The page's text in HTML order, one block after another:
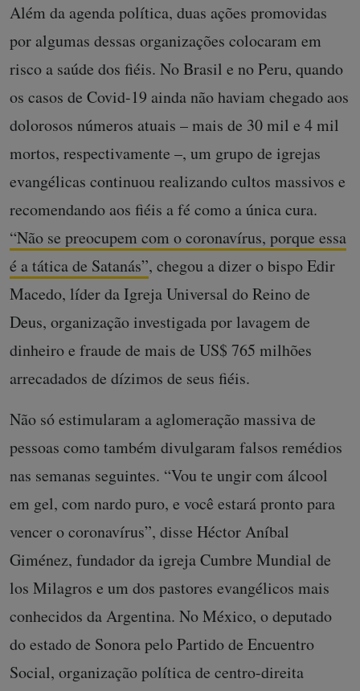
Além da agenda política, duas ações promovidas
por algumas dessas organizações colocaram em
risco a saúde dos fiéis. No Brasil e no Peru, quando
os casos de Covid-19 ainda não haviam chegado aos
dolorosos números atuais – mais de 30 mil e 4 mil
mortos, respectivamente –, um grupo de igrejas
evangélicas continuou realizando cultos massivos e
recomendando aos fiéis a fé como a única cura.
“Não se preocupem com o coronavírus, porque essa
é a tática de Satanás”, chegou a dizer o bispo Edir
Macedo, líder da Igreja Universal do Reino de
Deus, organização investigada por lavagem de
dinheiro e fraude de mais de US$ 765 milhões
arrecadados de dízimos de seus fiéis.
Não só estimularam a aglomeração massiva de
pessoas como também divulgaram falsos remédios
nas semanas seguintes. “Vou te ungir com álcool
em gel, com nardo puro, e você estará pronto para
vencer o coronavírus”, disse Héctor Aníbal
Giménez, fundador da igreja Cumbre Mundial de
los Milagros e um dos pastores evangélicos mais
conhecidos da Argentina. No México, o deputado
do estado de Sonora pelo Partido de Encuentro
Social, organização política de centro-direita